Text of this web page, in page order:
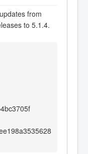
from
to 5.1.4.